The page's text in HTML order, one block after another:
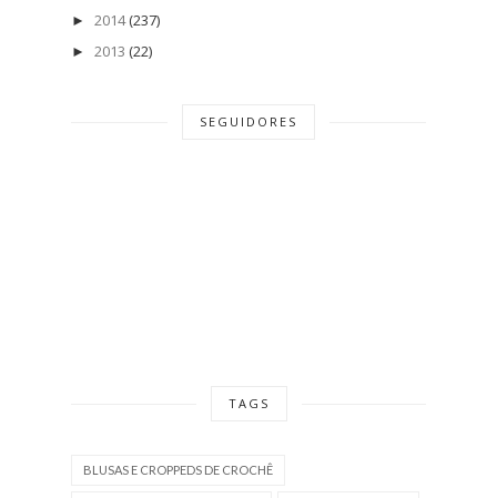
► 2014 (237)
► 2013 (22)
SEGUIDORES
TAGS
BLUSAS E CROPPEDS DE CROCHÊ